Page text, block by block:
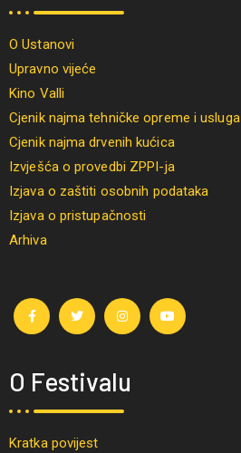
O Ustanovi
Upravno vijeće
Kino Valli
Cjenik najma tehničke opreme i usluga
Cjenik najma drvenih kućica
Izvješća o provedbi ZPPI-ja
Izjava o zaštiti osobnih podataka
Izjava o pristupačnosti
Arhiva
O Festivalu
Kratka povijest